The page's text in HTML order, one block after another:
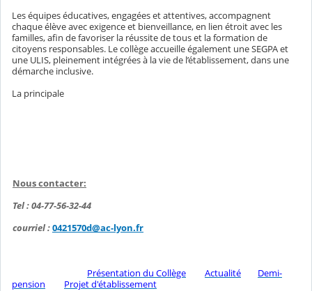
Les équipes éducatives, engagées et attentives, accompagnent
chaque élève avec exigence et bienveillance, en lien étroit avec les
familles, afin de favoriser la réussite de tous et la formation de
citoyens responsables. Le collège accueille également une SEGPA et
une ULIS, pleinement intégrées à la vie de l’établissement, dans une
démarche inclusive.
La principale
Nous contacter:
Tel : 04-77-56-32-44
courriel :0421570d@ac-lyon.fr
Présentation du Collège Actualité
Demi-
pension
Projet d'établissement